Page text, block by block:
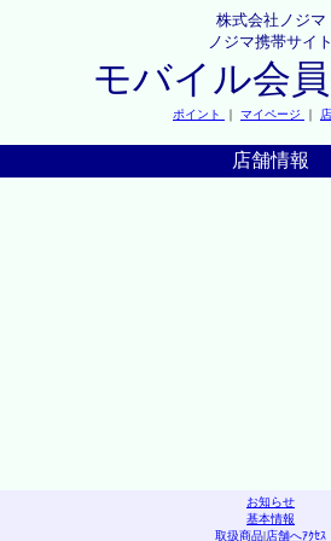
株式会社ノジマ
ノジマ携帯サイト
モバイル会
ポイント ｜ マイページ ｜
店舗情報
お知らせ
基本情報
取扱商品|店舗へｱｸｾｽ